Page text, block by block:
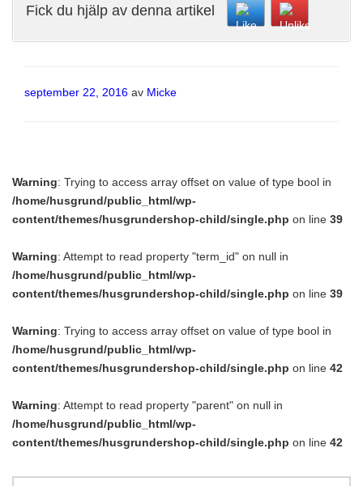
Fick du hjälp av denna artikel
Publicerat
september 22, 2016 av Micke
Warning: Trying to access array offset on value of type bool in
/home/husgrund/public_html/wp-
content/themes/husgrundershop-child/single.php on line 39
Warning: Attempt to read property "term_id" on null in
/home/husgrund/public_html/wp-
content/themes/husgrundershop-child/single.php on line 39
Warning: Trying to access array offset on value of type bool in
/home/husgrund/public_html/wp-
content/themes/husgrundershop-child/single.php on line 42
Warning: Attempt to read property "parent" on null in
/home/husgrund/public_html/wp-
content/themes/husgrundershop-child/single.php on line 42